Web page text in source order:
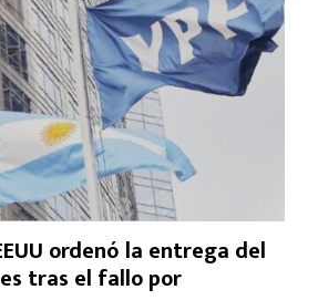
ordenó la entrega del
tras el fallo por